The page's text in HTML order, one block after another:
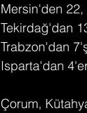
Mersin'den
Tekirdağ'dan
Trabzon'dan
Isparta'dan
Çorum,